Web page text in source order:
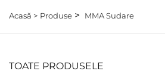
Acasă > Produse > MMA Sudare
TOATE PRODUSELE